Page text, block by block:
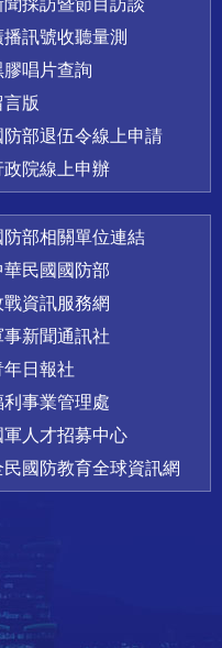
聞採訪暨節目訪談
播訊號收聽量測
膠唱片查詢
言版
防部退伍令線上申請
政院線上申辦
防部相關單位連結
華民國國防部
戰資訊服務網
事新聞通訊社
年日報社
利事業管理處
軍人才招募中心
民國防教育全球資訊網